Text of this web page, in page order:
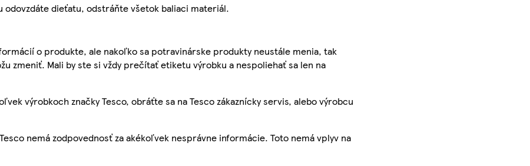
odovzdáte dieťatu, odstráňte všetok baliaci materiál.
o produkte, ale nakoľko sa potravinárske produkty neustále menia, tak
zmeniť. Mali by ste si vždy prečítať etiketu výrobku a nespoliehať sa len na
výrobkoch značky Tesco, obráťte sa na Tesco zákaznícky servis, alebo výrobcu
nemá zodpovednosť za akékoľvek nesprávne informácie. Toto nemá vplyv na